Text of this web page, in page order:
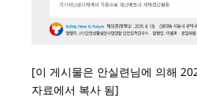
[이 게시물은 안실련님에 의해
자료에서 복사 됨]